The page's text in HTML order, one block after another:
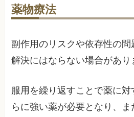
薬物療法
副作用のリスクや依存性の
解決にはならない場合があり
服用を繰り返すことで薬に対
らに強い薬が必要となり、ま